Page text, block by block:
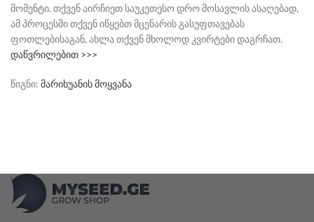
მომენტი. თქვენ აირჩიეთ საუკეთესო დრო მოსავლის ასაღებად,
ამ პროცესში თქვენ იწყებთ მცენარის გასუფთავებას
ფოთლებისაგან, ახლა თქვენ მხოლოდ კვირტები დაგრჩათ.
დაწვრილებით >>>
წიგნი: მარიხუანის მოყვანა